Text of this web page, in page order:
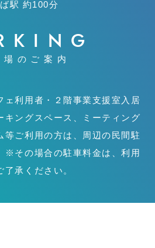
駅 約100分
場のご案内
ェ利用者・２階事業支援室入居
キングスペース、ミーティング
等ご利用の方は、周辺の民間駐
※その場合の駐車料金は、利用
承ください。